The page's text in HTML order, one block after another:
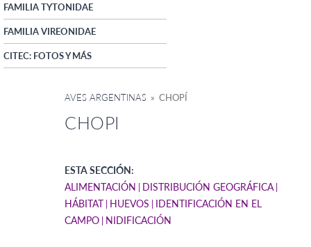
FAMILIA TYTONIDAE
FAMILIA VIREONIDAE
CITEC: FOTOS Y MÁS
AVES ARGENTINAS » CHOPÍ
CHOPI
ESTA SECCIÓN:
ALIMENTACIÓN
DISTRIBUCIÓN GEOGRÁFICA
HÁBITAT HUEVOS
IDENTIFICACIÓN EN EL
CAMPO NIDIFICACIÓN